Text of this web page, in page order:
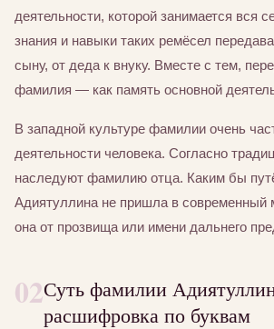
деятельности, которой занимается вся
знания и навыки таких ремёсел
сыну, от деда к внуку. Вместе с тем,
фамилия — как память основной
В западной культуре фамилии очень
деятельности человека. Согласно
наследуют фамилию отца. Каким бы
Адиятуллина не пришла в современный
она от прозвища или имени дальнего
02Суть фамилии
расшифровка по буквам